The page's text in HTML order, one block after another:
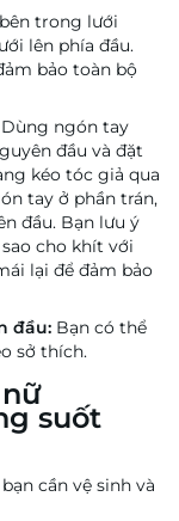
trong lưới
lên phía đầu.
bảo toàn bộ
Dùng ngón tay
đầu và đặt
kéo tóc giả qua
tay ở phần trán,
đầu. Bạn lưu ý
cho khít với
lại để đảm bảo
đầu: Bạn có thể
sở thích.
suốt
cần vệ sinh và